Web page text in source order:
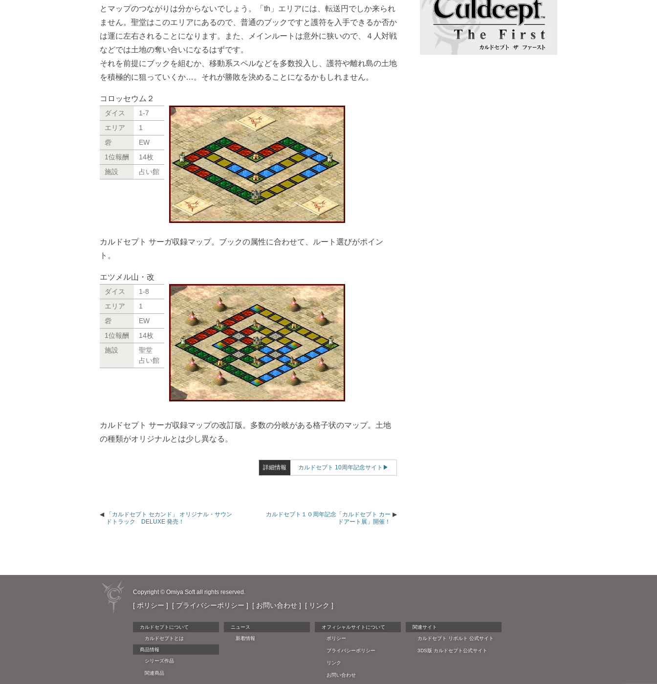
とマップのつながりは分からないでしょう。「th」エリアには、転送円でしか来られ
ません。聖堂はこのエリアにあるので、普通のブックですと護符を入手できるか否か
は運に左右されることになります。また、メインルートは意外に狭いので、４人対戦
などでは土地の奪い合いになるはずです。
それを前提にブックを組むか、移動系スペルなどを多数投入し、護符や離れ島の土地
を積極的に狙っていくか…。それが勝敗を決めることになるかもしれません。
コロッセウム２
ダイス
1-7
エリア
1
砦
EW
1位報酬
14枚
施設
占い館
カルドセプト サーガ収録マップ。ブックの属性に合わせて、ルート選びがポイン
ト。
エツメル山・改
ダイス
1-8
エリア
1
砦
EW
1位報酬
14枚
施設
聖堂
占い館
カルドセプト サーガ収録マップの改訂版。多数の分岐がある格子状のマップ。土地
の種類がオリジナルとは少し異なる。
詳細情報 カルドセプト 10周年記念サイト
「カルドセプト セカンド」 オリジナル・サウン
ドトラック DELUXE 発売！
カルドセプト１０周年記念「カルドセプト カー
ドアート展」開催！
Copyright © Omiya Soft all rights reserved.
ポリシー プライバシーポリシー お問い合わせ リンク
カルドセプトについて
カルドセプトとは
商品情報
シリーズ作品
関連商品
ニュース
新着情報
オフィシャルサイトについて
ポリシー
プライバシーポリシー
リンク
お問い合わせ
関連サイト
カルドセプト リボルト 公式サイト
3DS版 カルドセプト公式サイト